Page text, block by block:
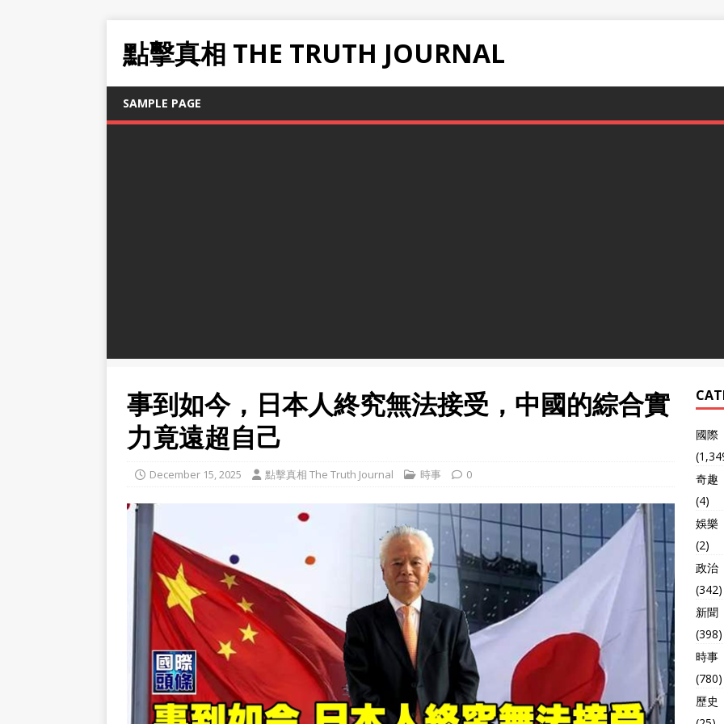
點擊真相 THE TRUTH JOURNAL
SAMPLE PAGE
事到如今，日本人終究無法接受，中國的綜合實
力竟遠超自己
December 15, 2025 點擊真相 The Truth Journal 時事 0
國際
奇趣
(4)
娛樂
(2)
政治
(342)
新聞
(398)
時事
(780)
歷史